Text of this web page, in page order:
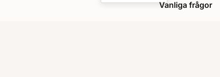
Vanliga frågor